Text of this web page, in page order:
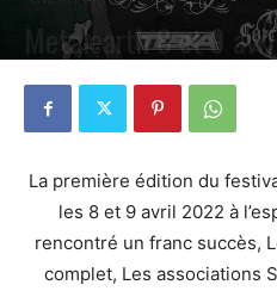
Metalearth 8 et 9
La première édition du
les 8 et 9 avril 2022 à
rencontré un franc succès,
complet, Les associations